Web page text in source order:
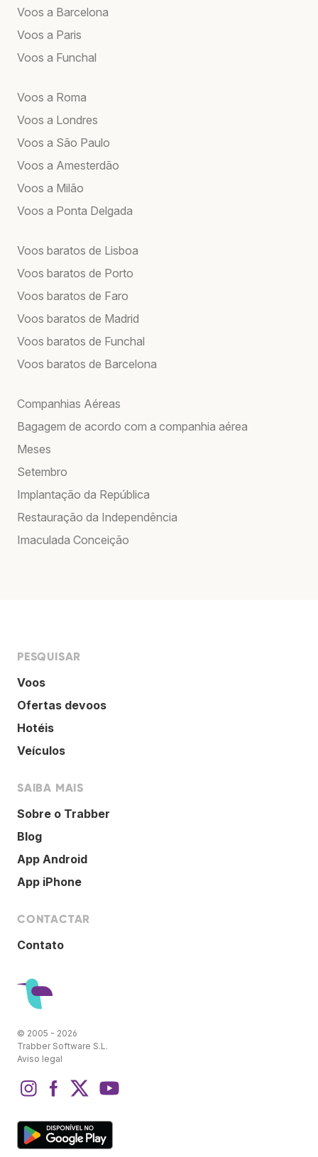
Voos a Barcelona
Voos a Paris
Voos a Funchal
Voos a Roma
Voos a Londres
Voos a São Paulo
Voos a Amesterdão
Voos a Milão
Voos a Ponta Delgada
Voos baratos de Lisboa
Voos baratos de Porto
Voos baratos de Faro
Voos baratos de Madrid
Voos baratos de Funchal
Voos baratos de Barcelona
Companhias Aéreas
Bagagem de acordo com a companhia aérea
Meses
Setembro
Implantação da República
Restauração da Independência
Imaculada Conceição
PESQUISAR
Voos
Ofertas devoos
Hotéis
Veículos
SAIBA MAIS
Sobre o Trabber
Blog
App Android
App iPhone
CONTACTAR
Contato
© 2005 - 2026
Trabber Software S.L.
Aviso legal